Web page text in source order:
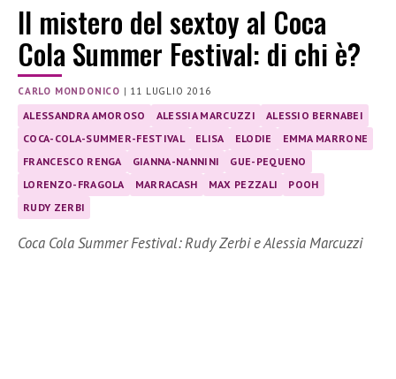
Il mistero del sextoy al Coca
Cola Summer Festival: di chi è?
CARLO MONDONICO | 11 LUGLIO 2016
ALESSANDRA AMOROSO ALESSIA MARCUZZI
ALESSIO BERNABEI
COCA-COLA-SUMMER-FESTIVAL
ELISA ELODIE
EMMA MARRONE
FRANCESCO RENGA
GIANNA-NANNINI
GUE-PEQUENO
LORENZO-FRAGOLA
MARRACASH MAX PEZZALI
POOH
RUDY ZERBI
Coca Cola Summer Festival: Rudy Zerbi e Alessia Marcuzzi